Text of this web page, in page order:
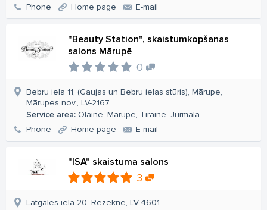
Phone
Home page E-mail
"Beauty Station", skaistumkopšanas
salons Mārupē
0
Bebru iela 11, (Gaujas un Bebru ielas stūris), Mārupe,
Mārupes nov., LV-2167
Service area: Olaine, Mārupe, Tīraine, Jūrmala
Phone
Home page E-mail
"ISA" skaistuma salons
3
Latgales iela 20, Rēzekne, LV-4601